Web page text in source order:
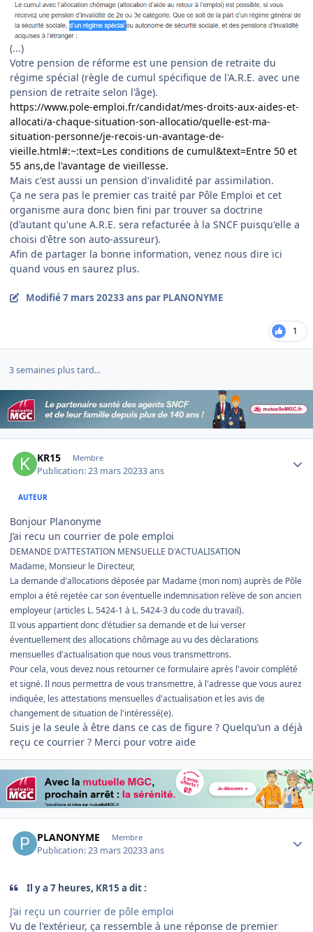
(...)
Votre pension de réforme est une pension de retraite du
régime spécial (règle de cumul spécifique de l'A.R.E. avec une
pension de retraite selon l'âge).
https://www.pole-emploi.fr/candidat/mes-droits-aux-aides-et-
allocati/a-chaque-situation-son-allocatio/quelle-est-ma-
situation-personne/je-recois-un-avantage-de-
vieille.html#:~:text=Les conditions de cumul&text=Entre 50 et
55 ans,de l'avantage de vieillesse.
Mais c'est aussi un pension d'invalidité par assimilation.
Ça ne sera pas le premier cas traité par Pôle Emploi et cet
organisme aura donc bien fini par trouver sa doctrine
(d'autant qu'une A.R.E. sera refacturée à la SNCF puisqu'elle a
choisi d'être son auto-assureur).
Afin de partager la bonne information, venez nous dire ici
quand vous en saurez plus.
Modifié7 mars 20233 ans par PLANONYME
1
3 semaines plus tard...
KR15 Membre
Publication:23 mars 20233 ans
AUTEUR
Bonjour Planonyme
J’ai recu un courrier de pole emploi
DEMANDE D'ATTESTATION MENSUELLE D'ACTUALISATION
Madame, Monsieur le Directeur,
La demande d'allocations déposée par Madame (mon nom) auprès de Pôle
emploi a été rejetée car son éventuelle indemnisation relève de son ancien
employeur (articles L. 5424-1 à L. 5424-3 du code du travail).
II vous appartient donc d'étudier sa demande et de lui verser
éventuellement des allocations chômage au vu des déclarations
mensuelles d'actualisation que nous vous transmettrons.
Pour cela, vous devez nous retourner ce formulaire après l'avoir complété
et signé. Il nous permettra de vous transmettre, à l'adresse que vous aurez
indiquée, les attestations mensuelles d'actualisation et les avis de
changement de situation de l'intéressé(e).
Suis je la seule à être dans ce cas de figure ? Quelqu’un a déjà
reçu ce courrier ? Merci pour votre aide
PLANONYME Membre
Publication:23 mars 20233 ans
Il y a 7 heures, KR15 a dit :
J’ai reçu un courrier de pôle emploi
Vu de l'extérieur, ça ressemble à une réponse de premier